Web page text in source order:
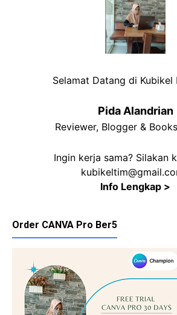
Selamat Datang di Kubikel
Pida Alandrian
Reviewer, Blogger &
Ingin kerja sama? Silakan
Info Lengkap >
Order CANVA Pro Ber5